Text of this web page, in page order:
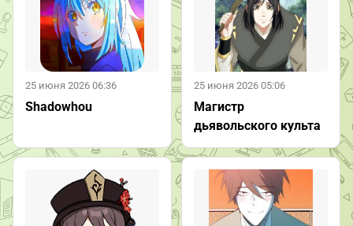
25 июня 2026 06:36
Shadowhou
25 июня 2026 05:06
Магистр
дьявольского культа